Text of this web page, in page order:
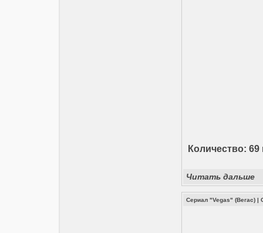
Количество:
Читать дальше
Сериал "Vegas" (Вегас) |